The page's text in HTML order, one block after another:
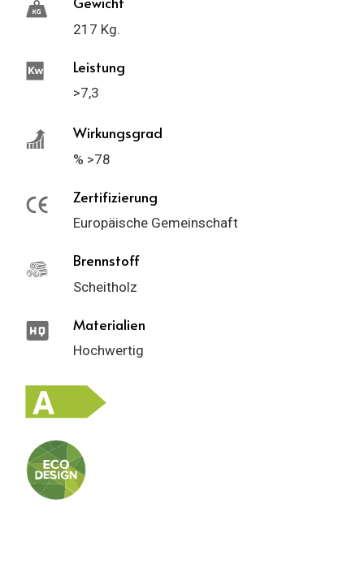
217 Kg.
Leistung
>7,3
Wirkungsgrad
% >78
Zertifizierung
Europäische Gemeinschaft
Brennstoff
Scheitholz
Materialien
Hochwertig